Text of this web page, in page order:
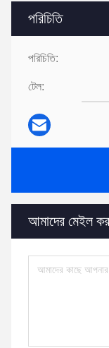
পরিচিতি
পরিচিতি:
টেল:
আমাদের মেইল